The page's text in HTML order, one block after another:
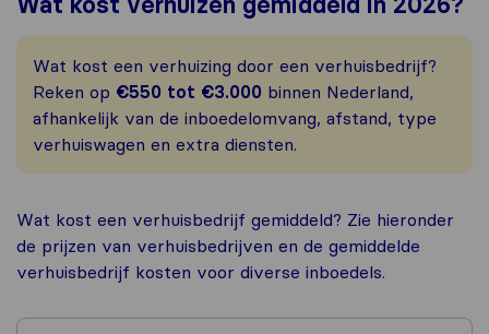
Wat kost een verhuizing door een verhuisbedrijf?
Reken op €550 tot €3.000 binnen Nederland,
afhankelijk van de inboedelomvang, afstand, type
verhuiswagen en extra diensten.
Wat kost een verhuisbedrijf gemiddeld? Zie hieronder
de prijzen van verhuisbedrijven en de gemiddelde
verhuisbedrijf kosten voor diverse inboedels.